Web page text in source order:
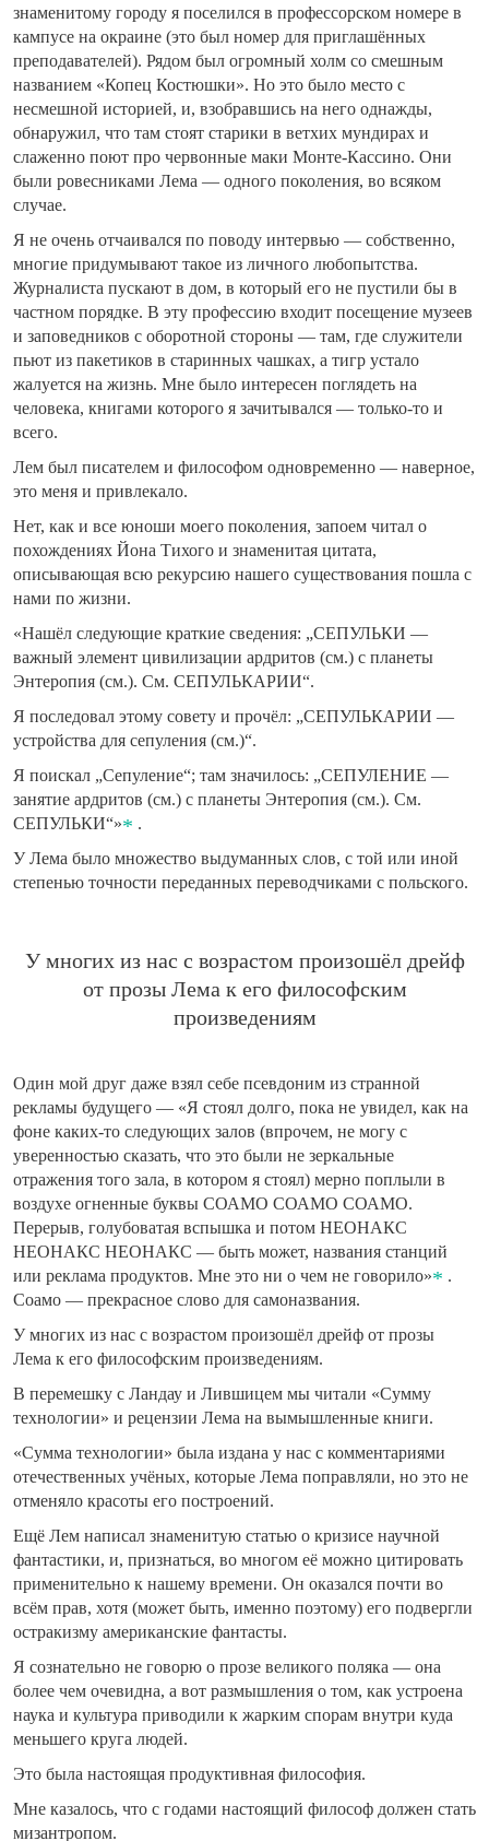
знаменитому городу я поселился в профессорском номере в
кампусе на окраине (это был номер для приглашённых
преподавателей). Рядом был огромный холм со смешным
названием «Копец Костюшки». Но это было место с
несмешной историей, и, взобравшись на него однажды,
обнаружил, что там стоят старики в ветхих мундирах и
слаженно поют про червонные маки Монте-Кассино. Они
были ровесниками Лема — одного поколения, во всяком
случае.
Я не очень отчаивался по поводу интервью — собственно,
многие придумывают такое из личного любопытства.
Журналиста пускают в дом, в который его не пустили бы в
частном порядке. В эту профессию входит посещение музеев
и заповедников с оборотной стороны — там, где служители
пьют из пакетиков в старинных чашках, а тигр устало
жалуется на жизнь. Мне было интересен поглядеть на
человека, книгами которого я зачитывался — только-то и
всего.
Лем был писателем и философом одновременно — наверное,
это меня и привлекало.
Нет, как и все юноши моего поколения, запоем читал о
похождениях Йона Тихого и знаменитая цитата,
описывающая всю рекурсию нашего существования пошла с
нами по жизни.
«Нашёл следующие краткие сведения: „СЕПУЛЬКИ —
важный элемент цивилизации ардритов (см.) с планеты
Энтеропия (см.). См. СЕПУЛЬКАРИИ“.
Я последовал этому совету и прочёл: „СЕПУЛЬКАРИИ —
устройства для сепуления (см.)“.
Я поискал „Сепуление“; там значилось: „СЕПУЛЕНИЕ —
занятие ардритов (см.) с планеты Энтеропия (см.). См.
СЕПУЛЬКИ“»
.
У Лема было множество выдуманных слов, с той или иной
степенью точности переданных переводчиками с польского.
У многих из нас с возрастом произошёл дрейф
от прозы Лема к его философским
произведениям
Один мой друг даже взял себе псевдоним из странной
рекламы будущего — «Я стоял долго, пока не увидел, как на
фоне каких-то следующих залов (впрочем, не могу с
уверенностью сказать, что это были не зеркальные
отражения того зала, в котором я стоял) мерно поплыли в
воздухе огненные буквы СОАМО СОАМО СОАМО.
Перерыв, голубоватая вспышка и потом НЕОНАКС
НЕОНАКС НЕОНАКС — быть может, названия станций
или реклама продуктов. Мне это ни о чем не говорило»
.
Соамо — прекрасное слово для самоназвания.
У многих из нас с возрастом произошёл дрейф от прозы
Лема к его философским произведениям.
В перемешку с Ландау и Лившицем мы читали «Сумму
технологии» и рецензии Лема на вымышленные книги.
«Сумма технологии» была издана у нас с комментариями
отечественных учёных, которые Лема поправляли, но это не
отменяло красоты его построений.
Ещё Лем написал знаменитую статью о кризисе научной
фантастики, и, признаться, во многом её можно цитировать
применительно к нашему времени. Он оказался почти во
всём прав, хотя (может быть, именно поэтому) его подвергли
остракизму американские фантасты.
Я сознательно не говорю о прозе великого поляка — она
более чем очевидна, а вот размышления о том, как устроена
наука и культура приводили к жарким спорам внутри куда
меньшего круга людей.
Это была настоящая продуктивная философия.
Мне казалось, что с годами настоящий философ должен стать
мизантропом.